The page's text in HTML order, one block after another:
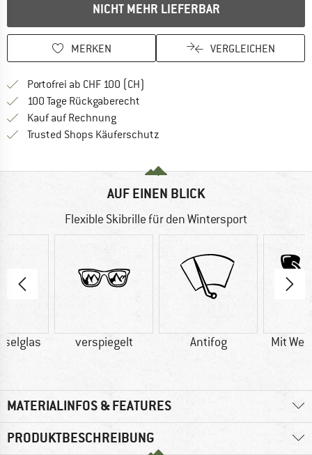
NICHT MEHR LIEFERBAR
MERKEN VERGLEICHEN
Portofrei ab CHF 100 (CH)
100 Tage Rückgaberecht
Kauf auf RechnungFinde die Zahlungs-Infos hier! Öffnet
Trusted Shops Käuferschutz
AUF EINEN BLICK
Flexible Skibrille für den Wintersport
verspiegelt Antifog Mit
MATERIALINFOS & FEATURES
PRODUKTBESCHREIBUNG